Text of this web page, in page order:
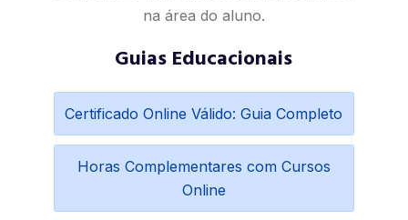
na área do aluno.
Guias Educacionais
Certificado Online Válido: Guia Completo
Horas Complementares com Cursos
Online